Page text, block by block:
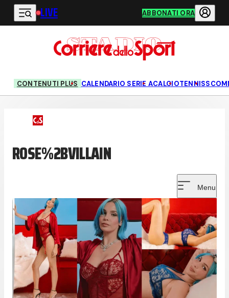
Vai al contenuto principale
LIVE ABBONATI ORA
CONTENUTI PLUS CALENDARIO SERIE ACALCIOTENNIS
ROSE%2BVILLAIN
Menu